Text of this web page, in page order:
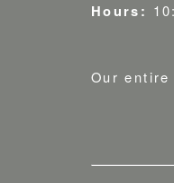
Hours:
Our